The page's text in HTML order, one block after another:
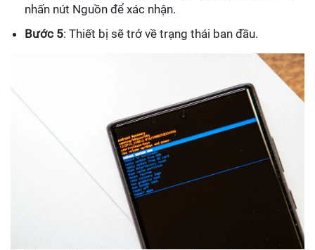
nhấn nút Nguồn để xác nhận.
Bước 5: Thiết bị sẽ trở về trạng thái ban đầu.